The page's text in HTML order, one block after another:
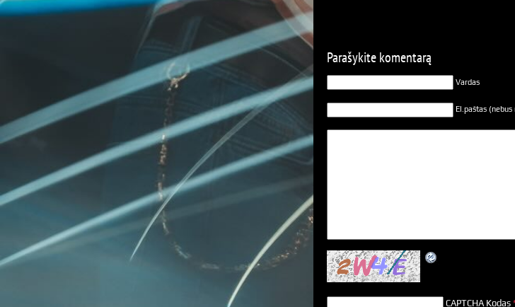
Parašykite komentarą
Vardas
El.paštas (nebus
CAPTCHA Kodas